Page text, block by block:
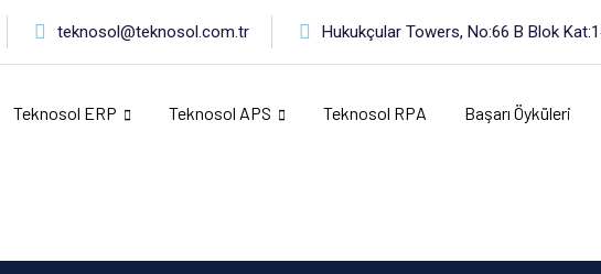
teknosol@teknosol.com.tr Hukukçular Towers, No:66 B Blok
Teknosol ERP Teknosol APS Teknosol RPA Başarı Öyküleri